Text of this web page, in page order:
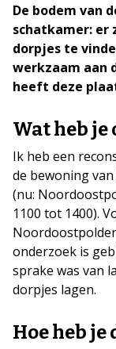
De bodem van
schatkamer: er
dorpjes te
werkzaam aan
heeft deze
Wat heb je
Ik heb een
de bewoning
(nu:
1100 tot 1400).
onderzoek is
sprake was van
dorpjes lagen.
Hoe heb